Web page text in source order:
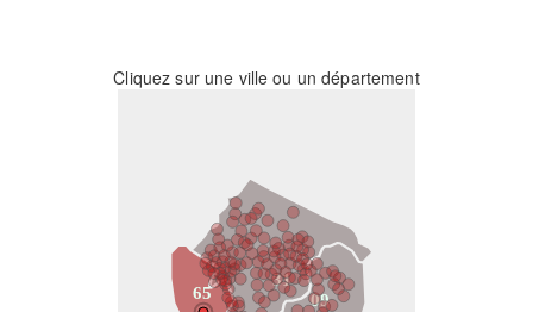
Cliquez sur une ville ou un département
31
09
65